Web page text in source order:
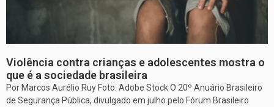
Violência contra crianças e adolescentes mostra o
que é a sociedade brasileira
Por Marcos Aurélio Ruy Foto: Adobe Stock O 20º Anuário Brasileiro
de Segurança Pública, divulgado em julho pelo Fórum Brasileiro